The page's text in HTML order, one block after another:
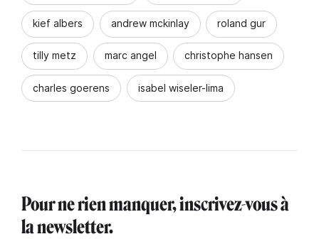
kief albers andrew mckinlay roland gur
tilly metz marc angel christophe hansen
charles goerens isabel wiseler-lima
Pour ne rien manquer, inscrivez-vous à
la newsletter.